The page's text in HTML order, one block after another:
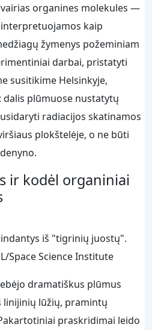
organines molekules —
kaip
žymenys požeminiam
darbai, pristatyti
susitikime Helsinkyje,
dalis plūmuose nustatytų
radiacijos skatinamos
plokštelėje, o ne būti
ir kodėl organiniai
iš "tigrinių juostų".
Space Science Institute
dramatiškus plūmus
linijinių lūžių, pramintų
praskridimai leido